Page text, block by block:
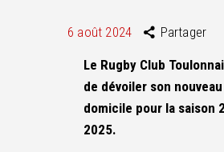
6 août 2024 Partager
Le Rugby Club
de dévoiler son
domicile pour la saison
2025.